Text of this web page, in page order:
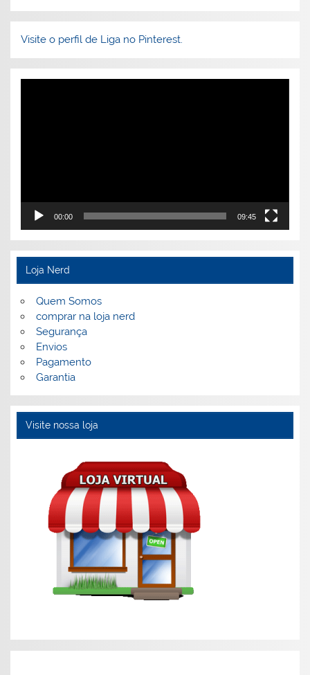
Visite o perfil de Liga no Pinterest.
Tocador
00:00 09:45
Loja Nerd
Quem Somos
comprar na loja nerd
Segurança
Envios
Pagamento
Garantia
Visite nossa loja